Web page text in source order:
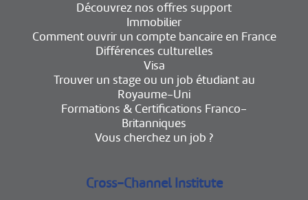
Découvrez nos offres support
Immobilier
Comment ouvrir un compte bancaire en France
Différences culturelles
Visa
Trouver un stage ou un job étudiant au
Royaume-Uni
Formations & Certifications Franco-
Britanniques
Vous cherchez un job ?
Cross-Channel Institute